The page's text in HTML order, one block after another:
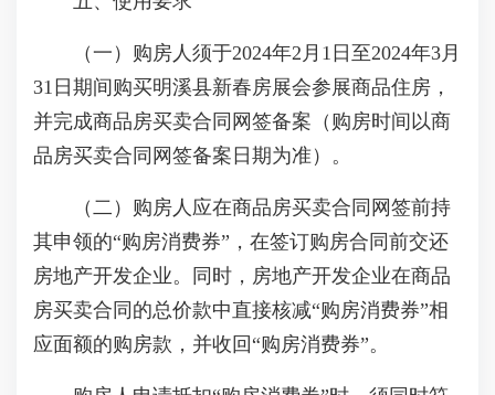
（一）购房人须于2024年2月1日至2024年3月
31日期间购买明溪县新春房展会参展商品住房，
并完成商品房买卖合同网签备案（购房时间以商
品房买卖合同网签备案日期为准）。
（二）购房人应在商品房买卖合同网签前持
其申领的“购房消费券”，在签订购房合同前交还
房地产开发企业。同时，房地产开发企业在商品
房买卖合同的总价款中直接核减“购房消费券”相
应面额的购房款，并收回“购房消费券”。